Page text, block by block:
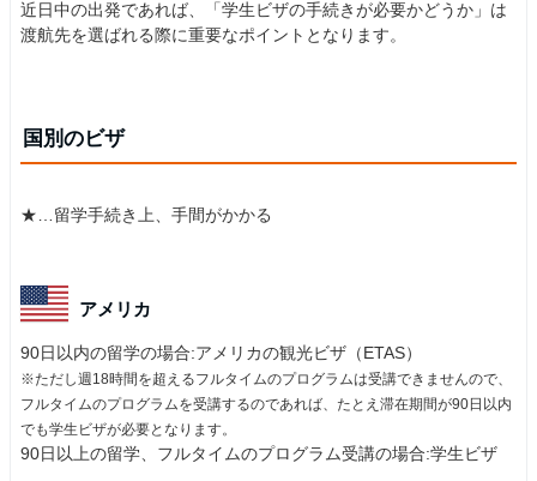
近日中の出発であれば、「学生ビザの手続きが必要かどうか」は
渡航先を選ばれる際に重要なポイントとなります。
国別のビザ
★…留学手続き上、手間がかかる
アメリカ
90日以内の留学の場合:アメリカの観光ビザ（ETAS）
※ただし週18時間を超えるフルタイムのプログラムは受講できませんので、
フルタイムのプログラムを受講するのであれば、たとえ滞在期間が90日以内
でも学生ビザが必要となります。
90日以上の留学、フルタイムのプログラム受講の場合:学生ビザ